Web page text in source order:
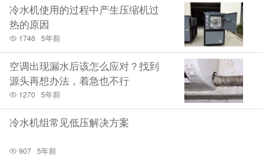
是在气温较低时出汗量较少，往往感觉不到出汗。而相对湿度
主要影响人体表面汗液的蒸发，即影响蒸发散热量的多少。相
对湿度过高不仅会使人感到气闷，而且汗液不易蒸发；相对湿
度过低又会使人感觉干燥，引起皮肤干裂，而且易引发呼吸系
统疾病。
3)气流速度—气流速度对人的热舒适性最明显的影响是在夏季
送冷风时，如果冷空气的流速过大，造成吹冷风的感觉时，会
冷水机使用的过程中产生压缩机过
热的原因
1746 5年前
空调出现漏水后该怎么应对？找到
源头再想办法，着急也不行
1270 5年前
冷水机组常见低压解决方案
907 5年前